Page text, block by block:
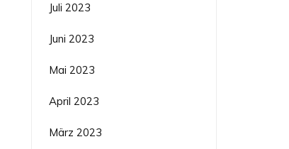
Juli 2023
Juni 2023
Mai 2023
April 2023
März 2023